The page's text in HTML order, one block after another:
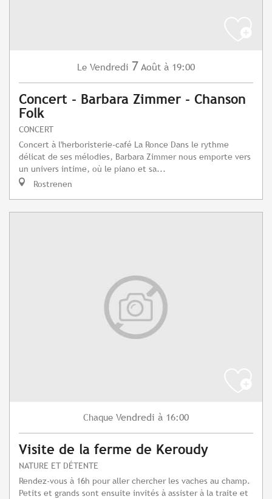
Le Vendredi 7 Août à 19:00
Concert - Barbara Zimmer - Chanson
Folk
CONCERT
Concert à l'herboristerie-café La Ronce Dans le rythme
délicat de ses mélodies, Barbara Zimmer nous emporte vers
un univers intime, où le piano et sa...
Rostrenen
Chaque Vendredi à 16:00
Visite de la ferme de Keroudy
NATURE ET DÉTENTE
Rendez-vous à 16h pour aller chercher les vaches au champ.
Petits et grands sont ensuite invités à assister à la traite et